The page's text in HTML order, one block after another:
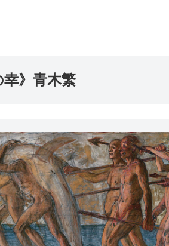
幸》青木繁